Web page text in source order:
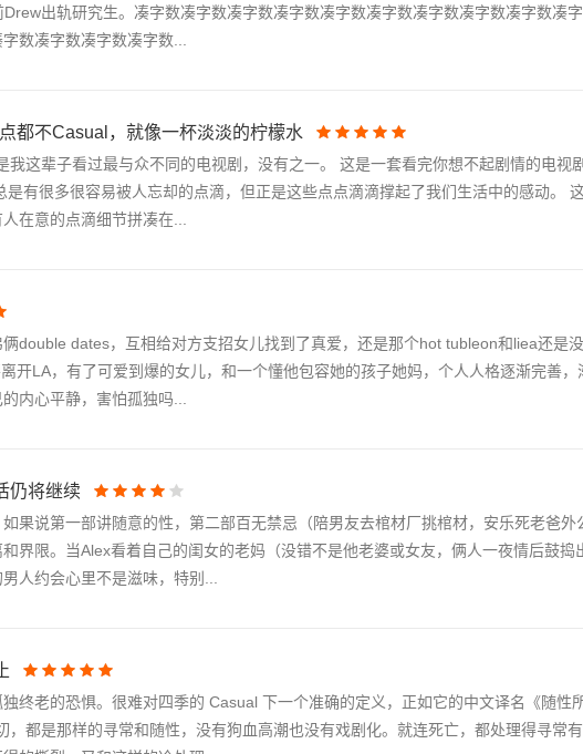
出轨研究生。凑字数凑字数凑字数凑字数凑字数凑字数凑字数凑字数凑字数凑
数凑字数凑字数凑字数...
都不Casual，就像一杯淡淡的柠檬水
我这辈子看过最与众不同的电视剧，没有之一。 这是一套看完你想不起剧情的电视
是有很多很容易被人忘却的点滴，但正是这些点点滴滴撑起了我们生活中的感动。
在意的点滴细节拼凑在...
double dates，互相给对方支招女儿找到了真爱，还是那个hot tubleon和liea还是
开LA，有了可爱到爆的女儿，和一个懂他包容她的孩子她妈，个人人格逐渐完善
内心平静，害怕孤独吗...
仍将继续
果说第一部讲随意的性，第二部百无禁忌（陪男友去棺材厂挑棺材，安乐死老爸
界限。当Alex看着自己的闺女的老妈（没错不是他老婆或女友，俩人一夜情后鼓
人约会心里不是滋味，特别...
终老的恐惧。很难对四季的 Casual 下一个准确的定义，正如它的中文译名《随性
，都是那样的寻常和随性，没有狗血高潮也没有戏剧化。就连死亡，都处理得寻常